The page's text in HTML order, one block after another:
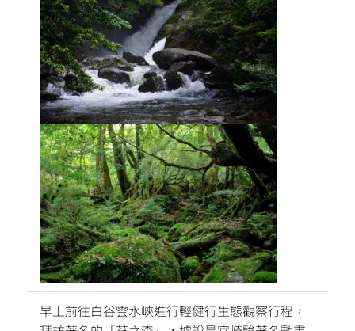
早上前往白谷雲水峽進行輕健行生態觀察行程，